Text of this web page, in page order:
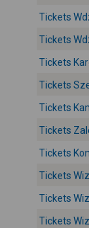
Tickets
Tickets
Tickets
Tickets
Tickets
Tickets
Tickets
Tickets
Tickets
Tickets